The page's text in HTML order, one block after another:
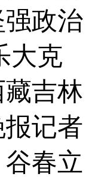
政治
大克
吉林
记者
春立